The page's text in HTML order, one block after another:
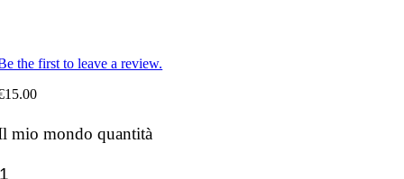
the first to leave a review.
15.00
mio mondo quantità